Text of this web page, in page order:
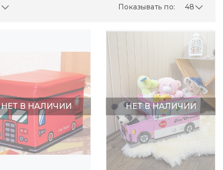
Показывать по: 48
НЕТ В НАЛИЧИИ НЕТ В НАЛИЧИИ